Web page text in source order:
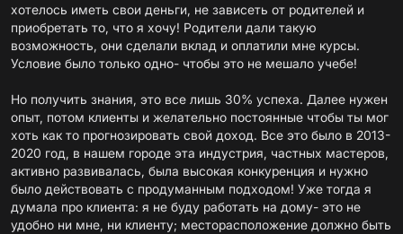
хотелось иметь свои деньги, не зависеть от родителей и
приобретать то, что я хочу! Родители дали такую
возможность, они сделали вклад и оплатили мне курсы.
Условие было только одно- чтобы это не мешало учебе!
Но получить знания, это все лишь 30% успеха. Далее нужен
опыт, потом клиенты и желательно постоянные чтобы ты мог
хоть как то прогнозировать свой доход. Все это было в 2013-
2020 год, в нашем городе эта индустрия, частных мастеров,
активно развивалась, была высокая конкуренция и нужно
было действовать с продуманным подходом! Уже тогда я
думала про клиента: я не буду работать на дому- это не
удобно ни мне, ни клиенту; месторасположение должно быть